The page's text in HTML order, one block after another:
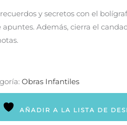
y secretos con el
apuntes. Además, cierra el
Obras Infantiles
AÑADIR A LA LISTA DE